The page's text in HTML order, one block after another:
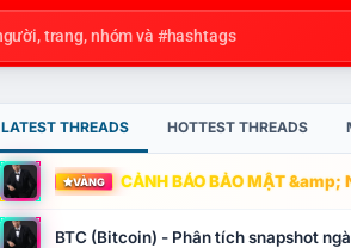
LATEST THREADS HOTTEST THREADS
VÀNG CẢNH BÁO BẢO MẬT &amp;
BTC (Bitcoin) - Phân tích snapshot